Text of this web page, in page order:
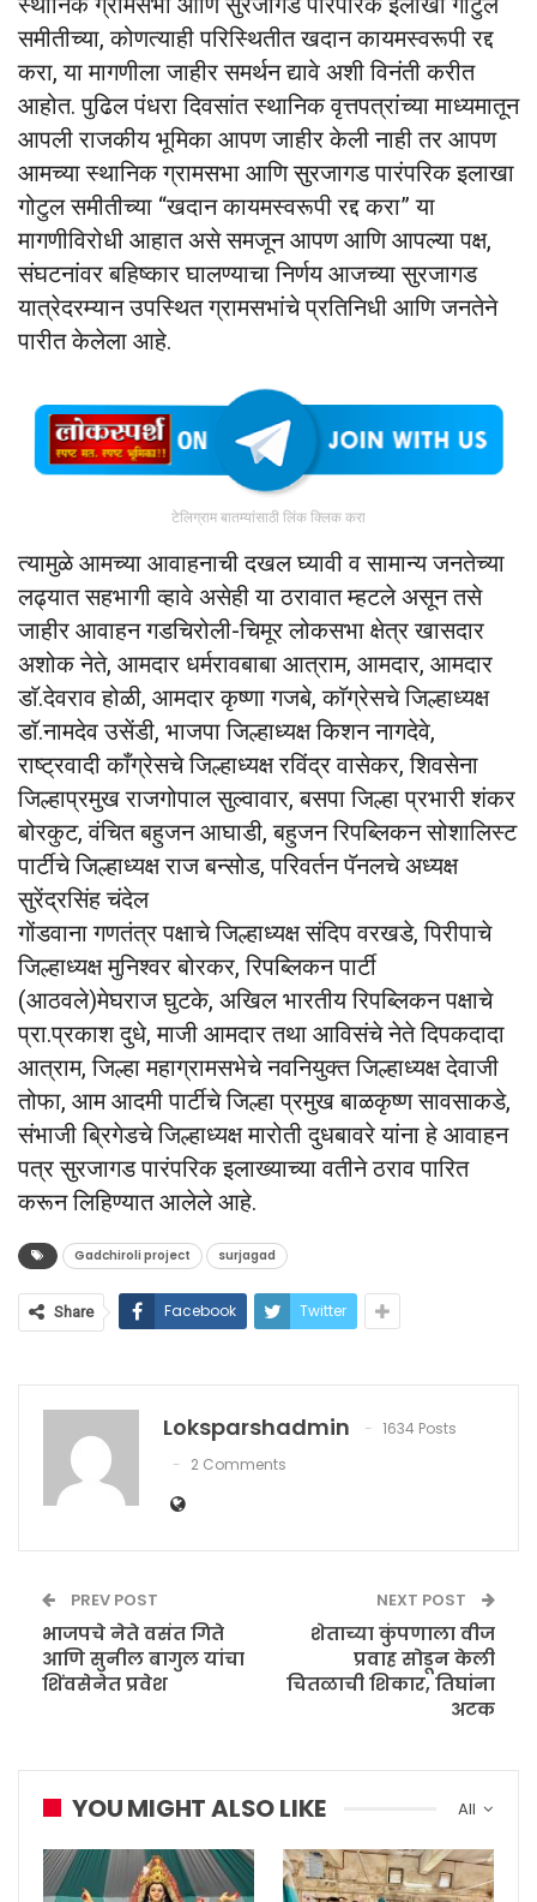
समीतीच्या, कोणत्याही परिस्थितीत खदान कायमस्वरूपी रद्द
करा, या मागणीला जाहीर समर्थन द्यावे अशी विनंती करीत
आहोत. पुढिल पंधरा दिवसांत स्थानिक वृत्तपत्रांच्या माध्यमातून
आपली राजकीय भूमिका आपण जाहीर केली नाही तर आपण
आमच्या स्थानिक ग्रामसभा आणि सुरजागड पारंपरिक इलाखा
गोटुल समीतीच्या “खदान कायमस्वरूपी रद्द करा” या
मागणीविरोधी आहात असे समजून आपण आणि आपल्या पक्ष,
संघटनांवर बहिष्कार घालण्याचा निर्णय आजच्या सुरजागड
यात्रेदरम्यान उपस्थित ग्रामसभांचे प्रतिनिधी आणि जनतेने
पारीत केलेला आहे.
टेलिग्राम बातम्यांसाठी लिंक क्लिक करा
त्यामुळे आमच्या आवाहनाची दखल घ्यावी व सामान्य जनतेच्या
लढ्यात सहभागी व्हावे असेही या ठरावात म्हटले असून तसे
जाहीर आवाहन गडचिरोली-चिमूर लोकसभा क्षेत्र खासदार
अशोक नेते, आमदार धर्मरावबाबा आत्राम, आमदार, आमदार
डाॅ.देवराव होळी, आमदार कृष्णा गजबे, काॅग्रेसचे जिल्हाध्यक्ष
डाॅ.नामदेव उसेंडी, भाजपा जिल्हाध्यक्ष किशन नागदेवे,
राष्ट्रवादी काँग्रेसचे जिल्हाध्यक्ष रविंद्र वासेकर, शिवसेना
जिल्हाप्रमुख राजगोपाल सुल्वावार, बसपा जिल्हा प्रभारी शंकर
बोरकुट, वंचित बहुजन आघाडी, बहुजन रिपब्लिकन सोशालिस्ट
पार्टीचे जिल्हाध्यक्ष राज बन्सोड, परिवर्तन पॅनलचे अध्यक्ष
सुरेंद्रसिंह चंदेल
गोंडवाना गणतंत्र पक्षाचे जिल्हाध्यक्ष संदिप वरखडे, पिरीपाचे
जिल्हाध्यक्ष मुनिश्वर बोरकर, रिपब्लिकन पार्टी
(आठवले)मेघराज घुटके, अखिल भारतीय रिपब्लिकन पक्षाचे
प्रा.प्रकाश दुधे, माजी आमदार तथा आविसंचे नेते दिपकदादा
आत्राम, जिल्हा महाग्रामसभेचे नवनियुक्त जिल्हाध्यक्ष देवाजी
तोफा, आम आदमी पार्टीचे जिल्हा प्रमुख बाळकृष्ण सावसाकडे,
संभाजी ब्रिगेडचे जिल्हाध्यक्ष मारोती दुधबावरे यांना हे आवाहन
पत्र सुरजागड पारंपरिक इलाख्याच्या वतीने ठराव पारित
करून लिहिण्यात आलेले आहे.
Gadchiroli project surjagad
Share Facebook Twitter
Loksparshadmin
1634 Posts
2 Comments
PREV POST
भाजपचे नेते वसंत गिते
आणि सुनील बागुल यांचा
शिंवसेनेत प्रवेश
NEXT POST
शेताच्या कुंपणाला वीज
प्रवाह सोडून केली
चितळाची शिकार, तिघांना
अटक
All
YOU MIGHT ALSO LIKE